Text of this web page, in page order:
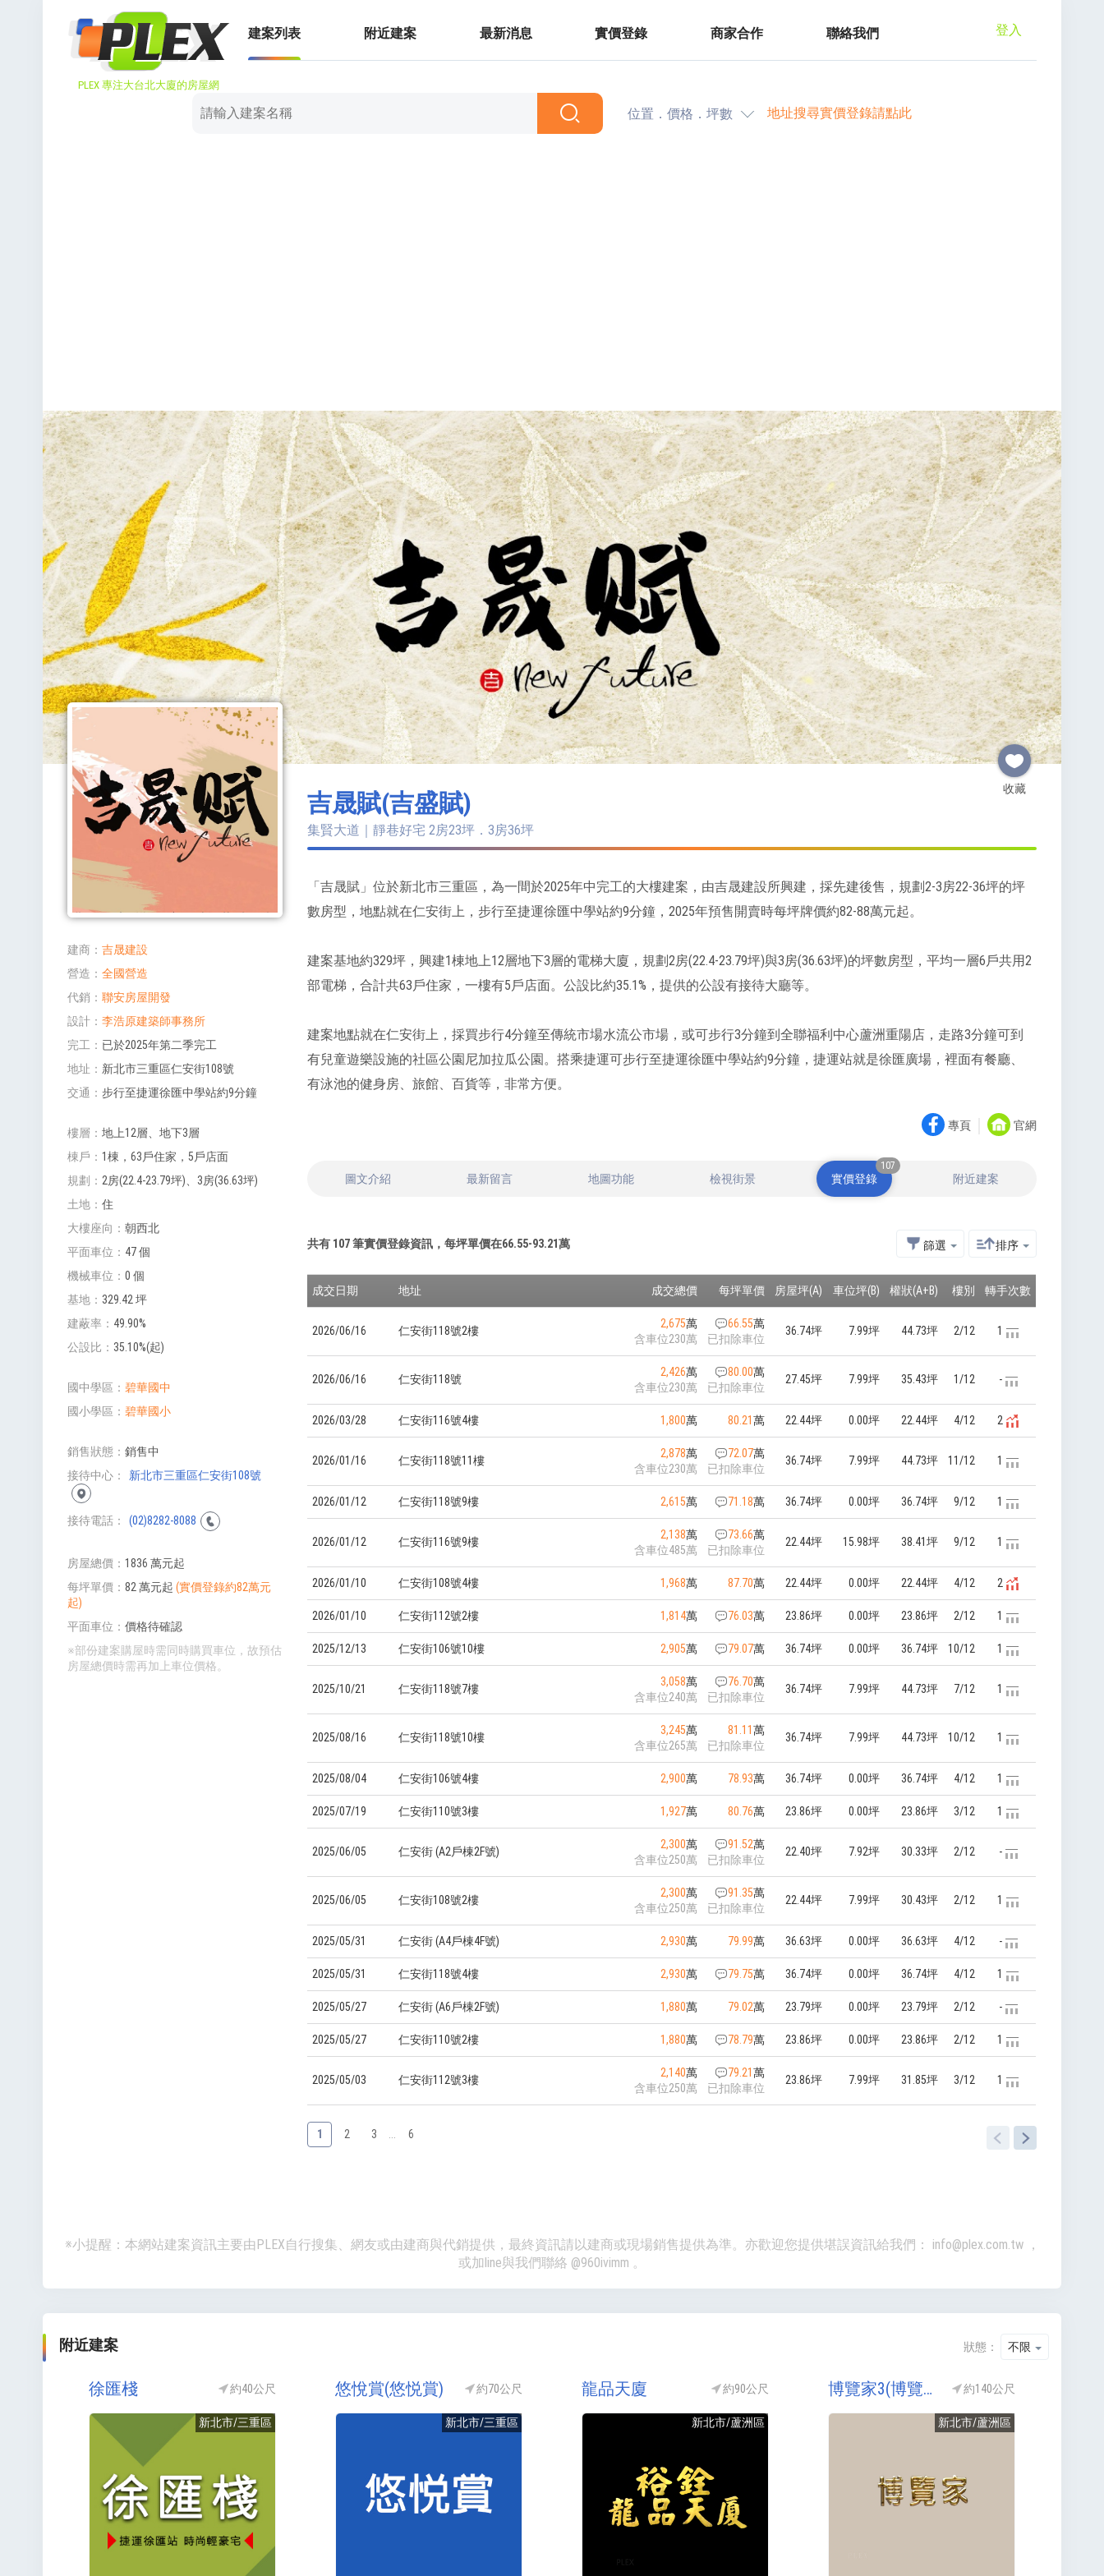
PLEX 專注大台北大廈的房屋網
建案列表 附近建案 最新消息 實價登錄 商家合作 聯絡我們 登入
位置．價格．坪數 地址搜尋實價登錄請點此
收藏
建商
吉晟建設
營造
全國營造
代銷
聯安房屋開發
設計
李浩原建築師事務所
完工
已於2025年第二季完工
地址
新北市三重區仁安街108號
交通
步行至捷運徐匯中學站約9分鐘
樓層
地上12層、地下3層
棟戶
1棟，63戶住家，5戶店面
規劃
2房(22.4-23.79坪)、3房(36.63坪)
土地
住
大樓座向
朝西北
平面車位
47 個
機械車位
0 個
基地
329.42 坪
建蔽率
49.90%
公設比
35.10%(起)
國中學區
碧華國中
國小學區
碧華國小
銷售狀態
銷售中
接待中心
新北市三重區仁安街108號
接待電話 (02)8282-8088
房屋總價
1836 萬元起
每坪單價
82 萬元起 (實價登錄約82萬元
起)
平面車位
價格待確認
※部份建案購屋時需同時購買車位，故預估
房屋總價時需再加上車位價格。
吉晟賦(吉盛賦)
集賢大道｜靜巷好宅 2房23坪．3房36坪
「吉晟賦」位於新北市三重區，為一間於2025年中完工的大樓建案，由吉晟建設所興建，採先建後售，規劃2-3房22-36坪的坪
數房型，地點就在仁安街上，步行至捷運徐匯中學站約9分鐘，2025年預售開賣時每坪牌價約82-88萬元起。
建案基地約329坪，興建1棟地上12層地下3層的電梯大廈，規劃2房(22.4-23.79坪)與3房(36.63坪)的坪數房型，平均一層6戶共用2
部電梯，合計共63戶住家，一樓有5戶店面。公設比約35.1%，提供的公設有接待大廳等。
建案地點就在仁安街上，採買步行4分鐘至傳統市場水流公市場，或可步行3分鐘到全聯福利中心蘆洲重陽店，走路3分鐘可到
有兒童遊樂設施的社區公園尼加拉瓜公園。搭乘捷運可步行至捷運徐匯中學站約9分鐘，捷運站就是徐匯廣場，裡面有餐廳、
有泳池的健身房、旅館、百貨等，非常方便。
專頁 官網
圖文介紹 最新留言 地圖功能 檢視街景 實價登錄
107
附近建案
共有 107筆實價登錄資訊，每坪單價在66.55-93.21萬 篩選 排序
成交日期 地址 成交總價 每坪單價 房屋坪(A) 車位坪(B) 權狀(A+B) 樓別 轉手次數
2026/06/16 仁安街118號2樓
2,675萬
含車位230萬
66.55萬
已扣除車位
36.74坪 7.99坪 44.73坪 2/12 1
2026/06/16 仁安街118號
2,426萬
含車位230萬
80.00萬
已扣除車位
27.45坪 7.99坪 35.43坪 1/12 -
2026/03/28 仁安街116號4樓 1,800萬 80.21萬 22.44坪 0.00坪 22.44坪 4/12 2
2026/01/16 仁安街118號11樓
2,878萬
含車位230萬
72.07萬
已扣除車位
36.74坪 7.99坪 44.73坪 11/12 1
2026/01/12 仁安街118號9樓 2,615萬 71.18萬 36.74坪 0.00坪 36.74坪 9/12 1
2026/01/12 仁安街116號9樓
2,138萬
含車位485萬
73.66萬
已扣除車位
22.44坪 15.98坪 38.41坪 9/12 1
2026/01/10 仁安街108號4樓 1,968萬 87.70萬 22.44坪 0.00坪 22.44坪 4/12 2
2026/01/10 仁安街112號2樓 1,814萬 76.03萬 23.86坪 0.00坪 23.86坪 2/12 1
2025/12/13 仁安街106號10樓 2,905萬 79.07萬 36.74坪 0.00坪 36.74坪 10/12 1
2025/10/21 仁安街118號7樓
3,058萬
含車位240萬
76.70萬
已扣除車位
36.74坪 7.99坪 44.73坪 7/12 1
2025/08/16 仁安街118號10樓
3,245萬
含車位265萬
81.11萬
已扣除車位
36.74坪 7.99坪 44.73坪 10/12 1
2025/08/04 仁安街106號4樓 2,900萬 78.93萬 36.74坪 0.00坪 36.74坪 4/12 1
2025/07/19 仁安街110號3樓 1,927萬 80.76萬 23.86坪 0.00坪 23.86坪 3/12 1
2025/06/05 仁安街 (A2戶棟2F號)
2,300萬
含車位250萬
91.52萬
已扣除車位
22.40坪 7.92坪 30.33坪 2/12 -
2025/06/05 仁安街108號2樓
2,300萬
含車位250萬
91.35萬
已扣除車位
22.44坪 7.99坪 30.43坪 2/12 1
2025/05/31 仁安街 (A4戶棟4F號) 2,930萬 79.99萬 36.63坪 0.00坪 36.63坪 4/12 -
2025/05/31 仁安街118號4樓 2,930萬 79.75萬 36.74坪 0.00坪 36.74坪 4/12 1
2025/05/27 仁安街 (A6戶棟2F號) 1,880萬 79.02萬 23.79坪 0.00坪 23.79坪 2/12 -
2025/05/27 仁安街110號2樓 1,880萬 78.79萬 23.86坪 0.00坪 23.86坪 2/12 1
2025/05/03 仁安街112號3樓
2,140萬
含車位250萬
79.21萬
已扣除車位
23.86坪 7.99坪 31.85坪 3/12 1
1 2 3 6
※小提醒：本網站建案資訊主要由PLEX自行搜集、網友或由建商與代銷提供，最終資訊請以建商或現場銷售提供為準。亦歡迎您提供堪誤資訊給我們： info@plex.com.tw，
或加line與我們聯絡 @960ivimm 。
附近建案 狀態： 不限
徐匯棧 約40公尺
新北市/三重區
悠悅賞(悠悦賞) 約70公尺
新北市/三重區
龍品天廈 約90公尺
新北市/蘆洲區
博覽家3(博覽家三期/博覽家3期/博覽家NO3) 約140公尺
新北市/蘆洲區